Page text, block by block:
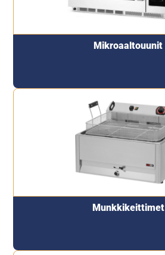
Mikroaaltouunit
Munkkikeittimet